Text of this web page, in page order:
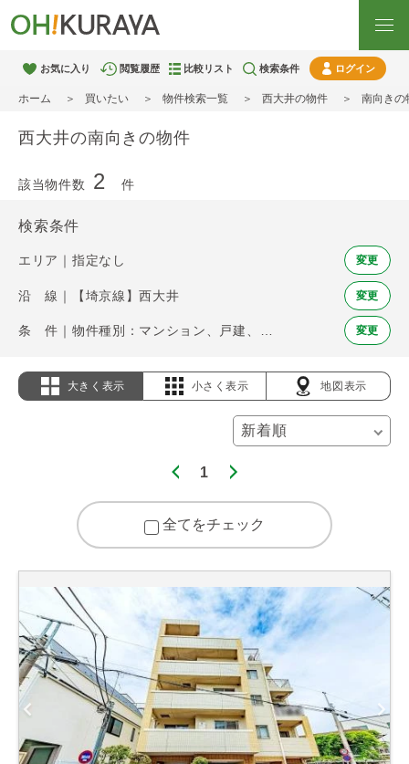
お気に入り 閲覧履歴 比較リスト 検索条件 ログイン
ホーム 買いたい 物件検索一覧 西大井の物件 南向きの
西大井の南向きの物件
該当物件数 2 件
検索条件
エリア｜指定なし 変更
沿 線｜【埼京線】西大井 変更
変更
大きく表示 小さく表示 地図表示
1
全てをチェック